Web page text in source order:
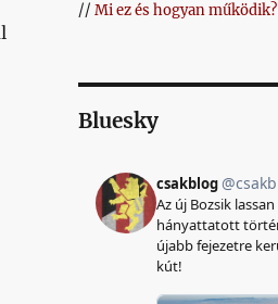
// Mi ez és hogyan működik?
Bluesky